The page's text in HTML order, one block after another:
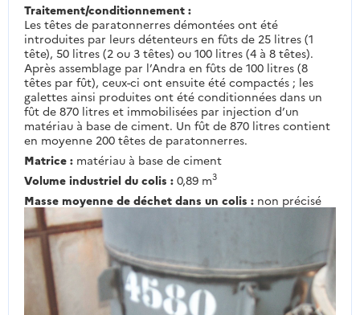
Traitement/conditionnement :
Les têtes de paratonnerres démontées ont été
introduites par leurs détenteurs en fûts de 25 litres (1
tête), 50 litres (2 ou 3 têtes) ou 100 litres (4 à 8 têtes).
Après assemblage par l’Andra en fûts de 100 litres (8
têtes par fût), ceux-ci ont ensuite été compactés ; les
galettes ainsi produites ont été conditionnées dans un
fût de 870 litres et immobilisées par injection d’un
matériau à base de ciment. Un fût de 870 litres contient
en moyenne 200 têtes de paratonnerres.
Matrice : matériau à base de ciment
Volume industriel du colis :0,89 m3
Masse moyenne de déchet dans un colis :non précisé